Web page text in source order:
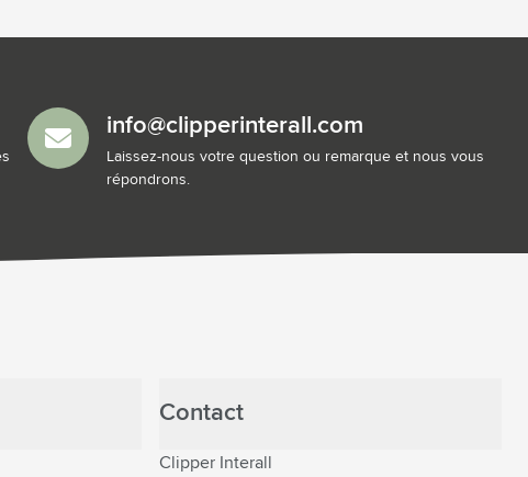
info@clipperinterall.com
Laissez-nous votre question ou remarque et nous vous
répondrons.
Contact
Clipper Interall